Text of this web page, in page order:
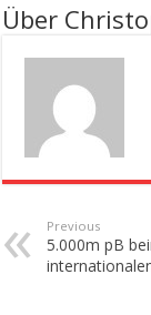
Über
Previous
5.000m pB